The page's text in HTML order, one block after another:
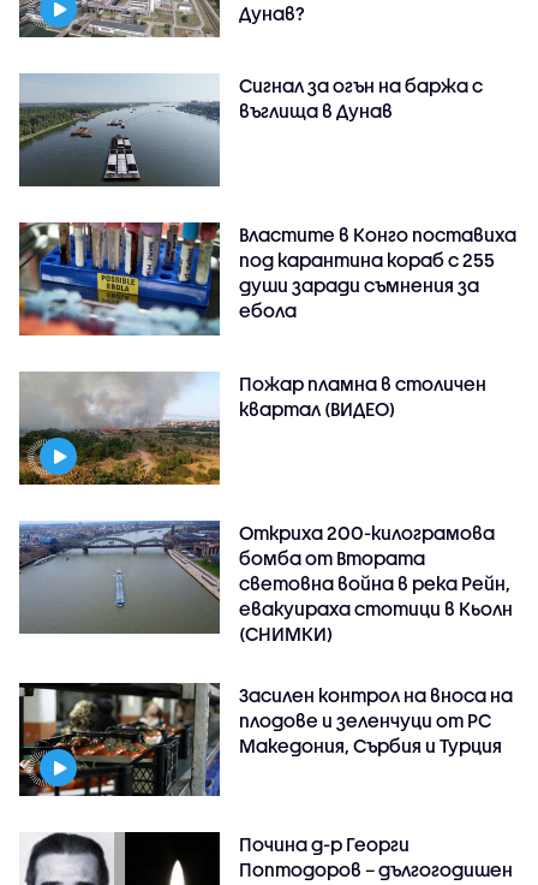
Дунав?
Сигнал за огън на баржа с
въглища в Дунав
Властите в Конго поставиха
под карантина кораб с 255
души заради съмнения за
ебола
Пожар пламна в столичен
квартал (ВИДЕО)
Откриха 200-килограмова
бомба от Втората
световна война в река Рейн,
евакуираха стотици в Кьолн
(СНИМКИ)
Засилен контрол на вноса на
плодове и зеленчуци от РС
Македония, Сърбия и Турция
Почина д-р Георги
Поптодоров – дългогодишен